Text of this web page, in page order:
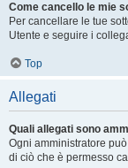
Come cancello le mie
Per cancellare le tue
Utente e seguire i
Top
Allegati
Quali allegati sono
Ogni amministratore
di ciò che è permesso